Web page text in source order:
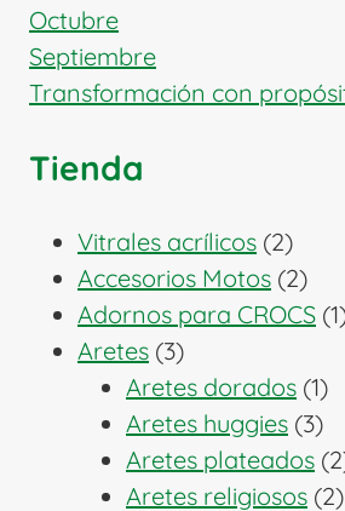
Octubre
Septiembre
Transformación con
Tienda
Vitrales acrílicos 22
Accesorios Motos 22
Adornos para CROCS 11
Aretes 33
productos
Aretes dorados 11
Aretes huggies 33
Aretes plateados 2
Aretes religiosos 22